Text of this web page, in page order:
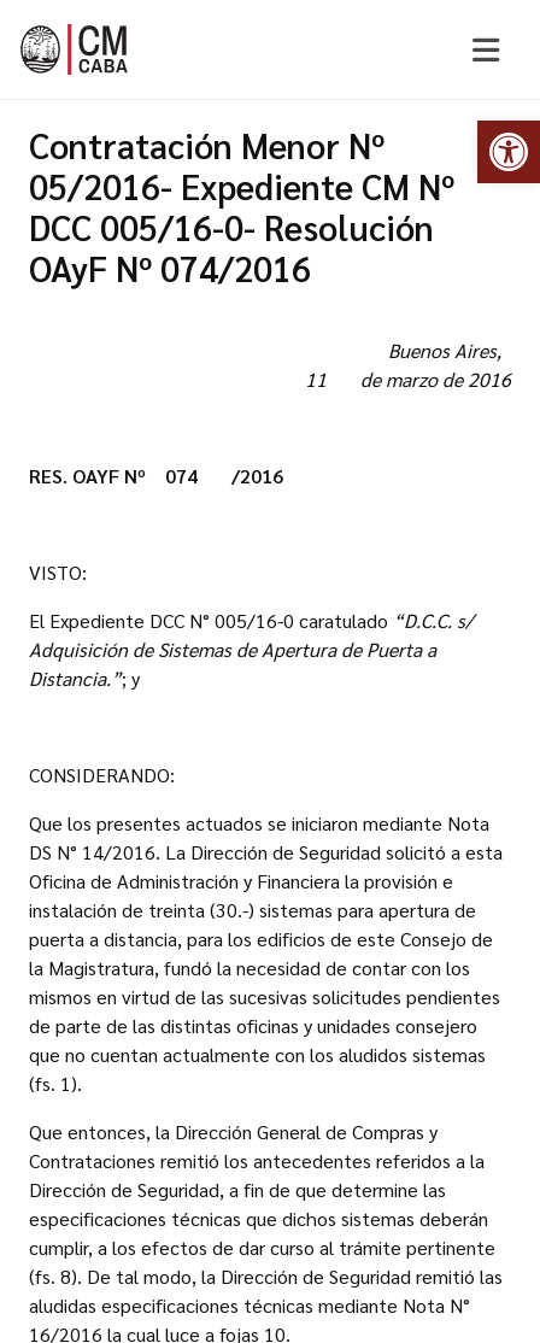
Contratación Menor Nº
05/2016- Expediente CM Nº
DCC 005/16-0- Resolución
OAyF Nº 074/2016
Buenos Aires,
11 de marzo de 2016
RES. OAYF Nº 074 /2016
VISTO:
El Expediente DCC N° 005/16-0 caratulado “D.C.C. s/
Adquisición de Sistemas de Apertura de Puerta a
Distancia.”; y
CONSIDERANDO:
Que los presentes actuados se iniciaron mediante Nota
DS N° 14/2016. La Dirección de Seguridad solicitó a esta
Oficina de Administración y Financiera la provisión e
instalación de treinta (30.-) sistemas para apertura de
puerta a distancia, para los edificios de este Consejo de
la Magistratura, fundó la necesidad de contar con los
mismos en virtud de las sucesivas solicitudes pendientes
de parte de las distintas oficinas y unidades consejero
que no cuentan actualmente con los aludidos sistemas
(fs. 1).
Que entonces, la Dirección General de Compras y
Contrataciones remitió los antecedentes referidos a la
Dirección de Seguridad, a fin de que determine las
especificaciones técnicas que dichos sistemas deberán
cumplir, a los efectos de dar curso al trámite pertinente
(fs. 8). De tal modo, la Dirección de Seguridad remitió las
aludidas especificaciones técnicas mediante Nota N°
16/2016 la cual luce a fojas 10.